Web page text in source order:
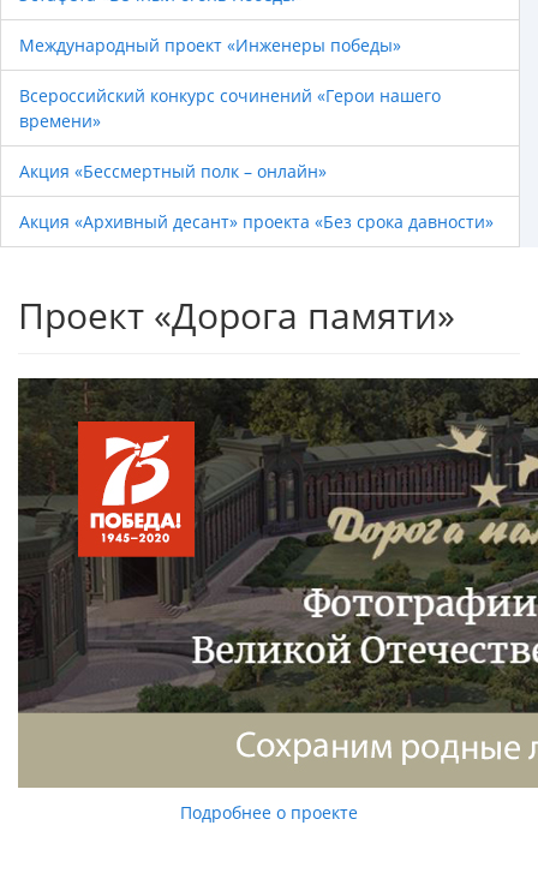
Международный проект «Инженеры победы»
Всероссийский конкурс сочинений «Герои нашего
времени»
Акция «Бессмертный полк – онлайн»
Акция «Архивный десант» проекта «Без срока давности»
Проект «Дорога памяти»
Подробнее о проекте